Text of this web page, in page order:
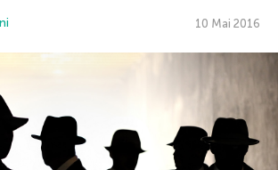
10 Mai 2016